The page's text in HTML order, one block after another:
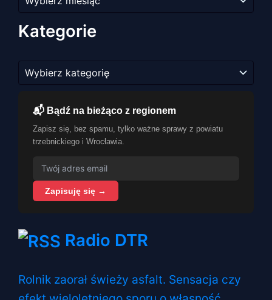
artykułów
Kategorie
📬 Bądź na bieżąco z regionem
Zapisz się, bez spamu, tylko ważne sprawy z powiatu
trzebnickiego i Wrocławia.
Zapisuję się →
Radio DTR
Rolnik zaorał świeży asfalt. Sensacja czy